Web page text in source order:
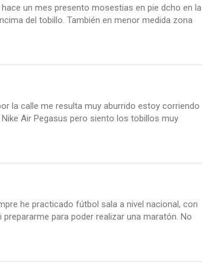
un mes presento mosestias en pie dcho en la
del tobillo. También en menor medida zona
la calle me resulta muy aburrido estoy corriendo
Air Pegasus pero siento los tobillos muy
he practicado fútbol sala a nivel nacional, con
para poder realizar una maratón. No